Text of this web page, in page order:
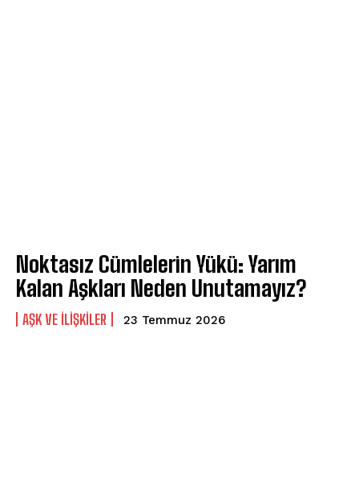
Noktasız Cümlelerin Yükü: Yarım
Kalan Aşkları Neden Unutamayız?
AŞK VE İLIŞKILER 23 Temmuz 2026